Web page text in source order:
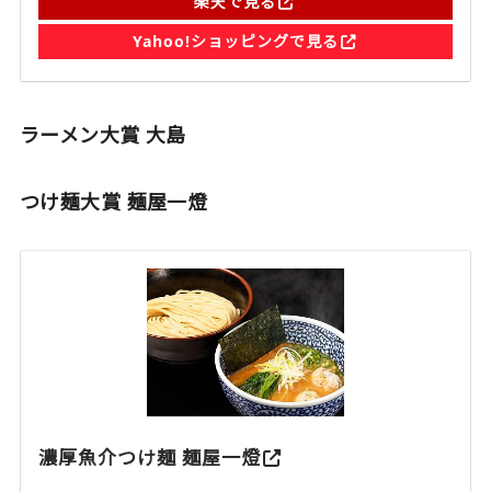
Yahoo!ショッピングで見る
ラーメン大賞 大島
つけ麺大賞 麺屋一燈
濃厚魚介つけ麺 麺屋一燈